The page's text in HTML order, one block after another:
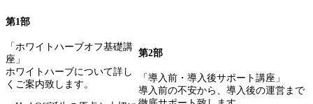
第1部
「ホワイトハーブオフ基礎講
座」
ホワイトハーブについて詳し
くご案内致します。
第2部
「導入前・導入後サポート講座」
導入前の不安から、導入後の運営まで